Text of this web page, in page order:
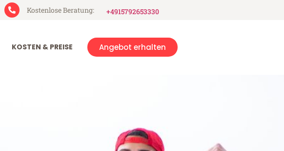
Kostenlose Beratung: +4915792653330
KOSTEN & PREISE Angebot erhalten